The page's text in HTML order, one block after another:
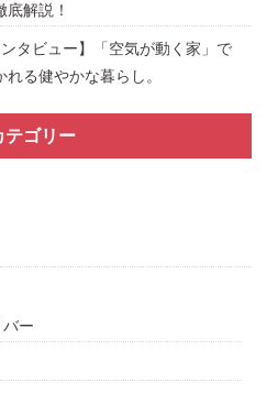
解説！
ンタビュー】「空気が動く家」で
る健やかな暮らし。
テゴリー
ー